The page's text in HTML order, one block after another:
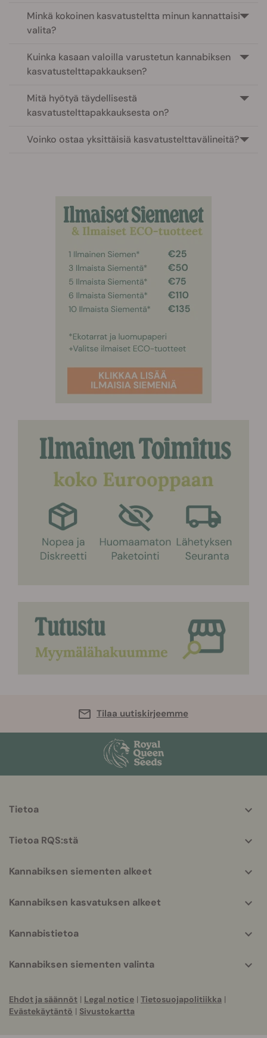
Minkä kokoinen kasvatusteltta minun kannattaisi
valita?
Kuinka kasaan valoilla varustetun kannabiksen
kasvatustelttapakkauksen?
Mitä hyötyä täydellisestä
kasvatustelttapakkauksesta on?
Voinko ostaa yksittäisiä kasvatustelttavälineitä?
Tilaa uutiskirjeemme
helpful
Tietoa
Tietoa RQS:stä
Kannabiksen siementen alkeet
Kannabiksen kasvatuksen alkeet
Kannabistietoa
Kannabiksen siementen valinta
Ehdot ja säännöt | Legal notice | Tietosuojapolitiikka |
Evästekäytäntö | Sivustokartta